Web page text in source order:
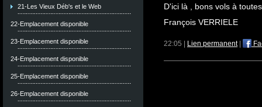
21-Les Vieux Déb's et le Web
22-Emplacement disponible
23-Emplacement disponible
24-Emplacement disponible
25-Emplacement disponible
26-Emplacement disponible
D'ici là , bons vols à
François VERRIELE
22:05 | Lien permanent|